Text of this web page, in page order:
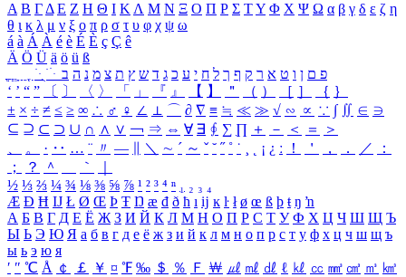
Α Β ΓΔ Ε Ζ Η Θ Ι ΚΛ Μ Ν Ξ Ο Π Ρ Σ ΤΥ Φ Χ Ψ Ω α β γ δ ε ζ η
θ ι κ λ μ ν ξ ο π ρ σ τ υ φ χ ψ ω
á à Á À é è É È ç Ç ê
Ä Ö Ü ä ö ü ß
ִֶֹ ֻּ ׁׂ פ ם ן ו ט א ר ק ף ך ל ח י ע כ ג ד ש ץ ת צ מ נ ה ב
‘ ’ “ ” 〔 〕 〈 〉 「 」 『 』 【 】 ＂ （ ） ［ ］ ｛ ｝
± × ÷ ≠ ≤ ≥ ∞ ∴ ♂ ♀ ∠ ⊥ ⌒ ∂ ∇ ≡ ≒ ≪ ≫ √ ∽ ∝ ∵ ∫ ∬ ∈ ∋
⊆ ⊇ ⊂ ⊃ ∪ ∩ ∧ ∨ ￢ ⇒ ⇔ ∀ ∃ ∮ ∑ ∏ ＋ － ＜ ＝
＞
、
。 · ‥ … ¨ 〃 ― ＼ ∼ ´ ～ ˇ ˘ ˝ ˚ ˙ ¸ ¡ ¿ ː ！ ＇ ， ． ／
：
；
？ ＾ ｀
½ ⅓ ⅔ ¼ ¾ ⅛ ⅜ ⅝ ⅞ ¹ ² ³ ⁴ ⁿ ₁ ₂ ₃ ₄
Æ Ð Ħ Ĳ Ł Ø Œ Þ Ŧ Ŋ æ đ ð ħ ı ĳ ĸ ŀ ł ø œ ß þ ŧ ŋ ŉ
А Б В Г Д Е Ё Ж З И Й К Л М Н О П Р С Т У Ф Х Ц Ч Ш Щ Ъ
Ы Ь Э Ю Я а б в г д е ё ж з и й к л м н о п р с т у ф х ц ч ш щ ъ
ы ь э ю я
′ ″ ℃ Å ￠ ￡ ￥ ¤ ℉ ‰ ＄ ％ Ｆ ￦ ㎕ ㎖ ㎗ ℓ ㎘ ㏄ ㎣ ㎤ ㎥ ㎦